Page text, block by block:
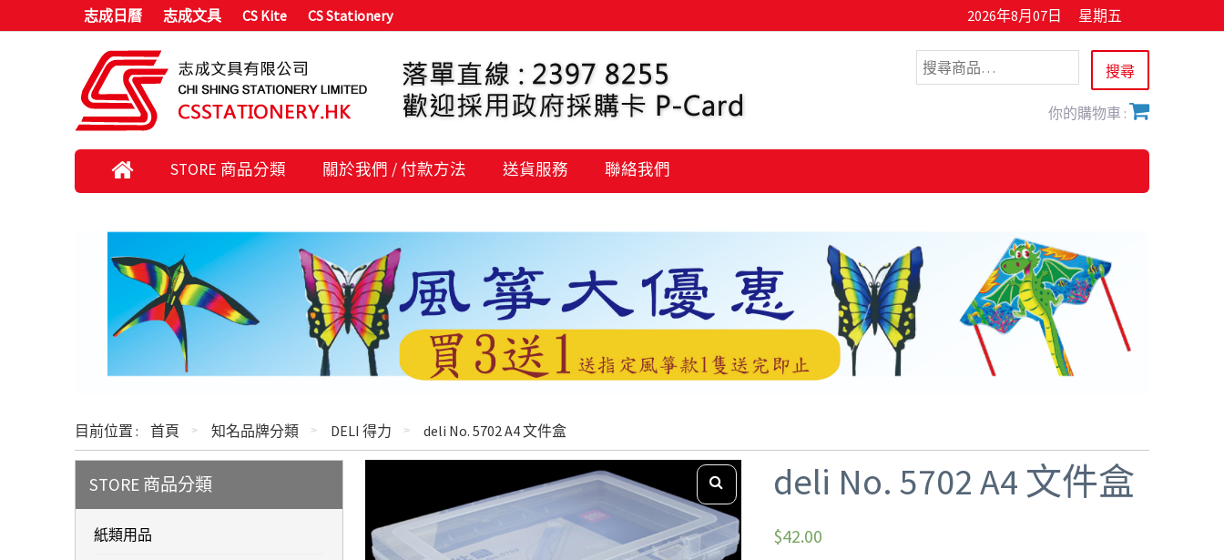
志成日曆 志成文具 CS Kite CS Stationery 2026年8月07日 星期五
你的購物車 :
STORE 商品分類 關於我們 / 付款方法 送貨服務 聯絡我們
目前位置 : 首頁 知名品牌分類 DELI 得力 deli No. 5702 A4 文件盒
deli No. 5702 A4 文件盒
$42.00
STORE 商品分類
紙類用品